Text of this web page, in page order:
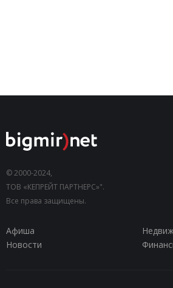
© 2000-2024,
ТОВ «КЕПРЕЙТ ПАРТНЕРС»".
Все права защищены.
Афиша
Новости